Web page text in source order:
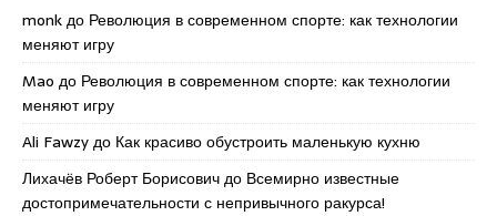
monkдо Революция в современном спорте: как технологии
меняют игру
Mao до Революция в современном спорте: как технологии
меняют игру
Ali Fawzyдо Как красиво обустроить маленькую кухню
Лихачёв Роберт Борисовичдо Всемирно известные
достопримечательности с непривычного ракурса!